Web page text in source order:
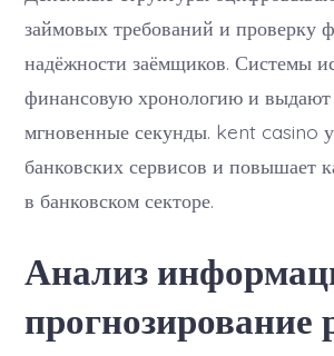
займовых требований и проверку
надёжности заёмщиков. Системы
финансовую хронологию и выдают
мгновенные секунды. kent casino
банковских сервисов и повышает
в банковском секторе.
Анализ
прогнозирование